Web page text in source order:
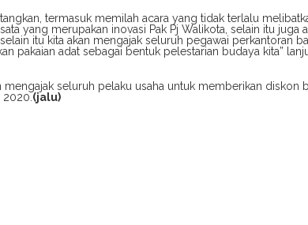
termasuk memilah acara yang tidak terlalu
yang merupakan inovasi Pak Pj Walikota, selain itu juga
itu kita akan mengajak seluruh pegawai perkantoran
pakaian adat sebagai bentuk pelestarian budaya kita”
mengajak seluruh pelaku usaha untuk memberikan diskon
(jalu)